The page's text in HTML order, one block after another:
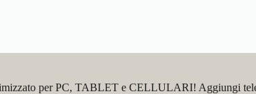
per PC, TABLET e CELLULARI! Aggiungi